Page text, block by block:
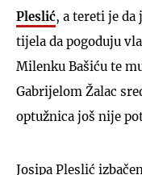
Pleslić, a tereti je
tijela da pogoduju
Milenku Bašiću te
Gabrijelom Žalac
optužnica još nije
Josipa Pleslić